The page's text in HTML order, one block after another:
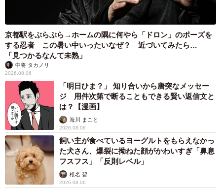
京都駅をぶらぶら→ホームの隅に何やら「ドロン」のポーズを
する忍者 この暑い中いったいなぜ？ 近づいてみたら…
「見つかるなんて未熟」
中将 タカノリ
2026.08.06
「明日ひま？」 知り合いから唐突なメッセー
ジ 用件次第で断ることもできる賢い返信文と
は？【漫画】
海川 まこと
2026.08.06
飼い主が食べているヨーグルトをもらえなかっ
た犬さん、爆裂に拗ねた顔がかわいすぎ「鼻息
フスフス」「反則レベル」
椎名 碧
2026.08.06